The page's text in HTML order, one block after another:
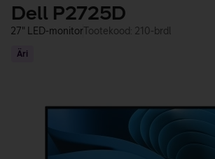
Dell P2725D
27" LED-monitorTootekood: 210-brdl
Äri